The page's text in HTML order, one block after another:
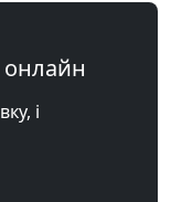
онлайн
і